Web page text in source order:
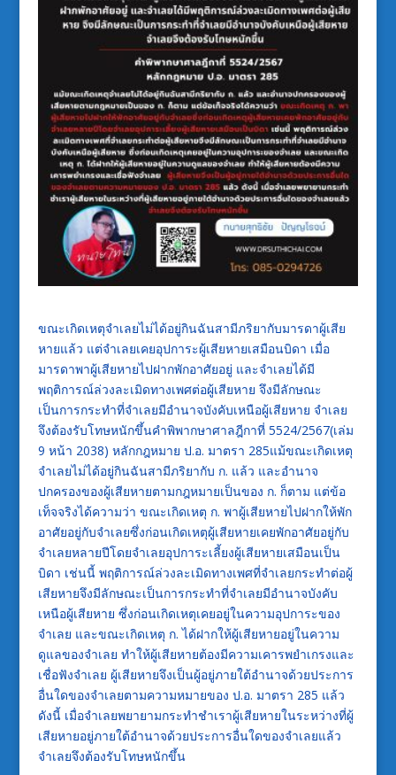
ขณะเกิดเหตุจำเลยไม่ได้อยู่กินฉันสามีภริยากับมารดาผู้เสีย
หายแล้ว แต่จำเลยเคยอุปการะผู้เสียหายเสมือนบิดา เมื่อ
มารดาพาผู้เสียหายไปฝากพักอาศัยอยู่ และจำเลยได้มี
พฤติการณ์ล่วงละเมิดทางเพศต่อผู้เสียหาย จึงมีลักษณะ
เป็นการกระทำที่จำเลยมีอำนาจบังคับเหนือผู้เสียหาย จำเลย
จึงต้องรับโทษหนักขึ้นคำพิพากษาศาลฎีกาที่ 5524/2567(เล่ม
9 หน้า 2038) หลักกฎหมาย ป.อ. มาตรา 285แม้ขณะเกิดเหตุ
จำเลยไม่ได้อยู่กินฉันสามีภริยากับ ก. แล้ว และอำนาจ
ปกครองของผู้เสียหายตามกฎหมายเป็นของ ก. ก็ตาม แต่ข้อ
เท็จจริงได้ความว่า ขณะเกิดเหตุ ก. พาผู้เสียหายไปฝากให้พัก
อาศัยอยู่กับจำเลยซึ่งก่อนเกิดเหตุผู้เสียหายเคยพักอาศัยอยู่กับ
จําเลยหลายปีโดยจำเลยอุปการะเลี้ยงผู้เสียหายเสมือนเป็น
บิดา เช่นนี้ พฤติการณ์ล่วงละเมิดทางเพศที่จำเลยกระทำต่อผู้
เสียหายจึงมีลักษณะเป็นการกระทำที่จำเลยมีอำนาจบังคับ
เหนือผู้เสียหาย ซึ่งก่อนเกิดเหตุเคยอยู่ในความอุปการะของ
จำเลย และขณะเกิดเหตุ ก. ได้ฝากให้ผู้เสียหายอยู่ในความ
ดูแลของจำเลย ทำให้ผู้เสียหายต้องมีความเคารพยำเกรงและ
เชื่อฟังจำเลย ผู้เสียหายจึงเป็นผู้อยู่ภายใต้อำนาจด้วยประการ
อื่นใดของจำเลยตามความหมายของ ป.อ. มาตรา 285 แล้ว
ดังนี้ เมื่อจำเลยพยายามกระทำชำเราผู้เสียหายในระหว่างที่ผู้
เสียหายอยู่ภายใต้อำนาจด้วยประการอื่นใดของจำเลยแล้ว
จำเลยจึงต้องรับโทษหนักขึ้น